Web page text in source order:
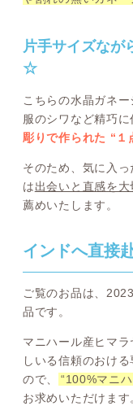
片手サイズなが
☆
こちらの水晶ガネ
服のシワなど精巧に
彫りで作られた “１
そのため、気に入
は出会いと直感を大
薦めいたします。
インドへ直接
ご覧のお品は、
品です。
マニハール産ヒマ
しいる信頼のおけ
ので、
“100%マニ
お求めいただけます